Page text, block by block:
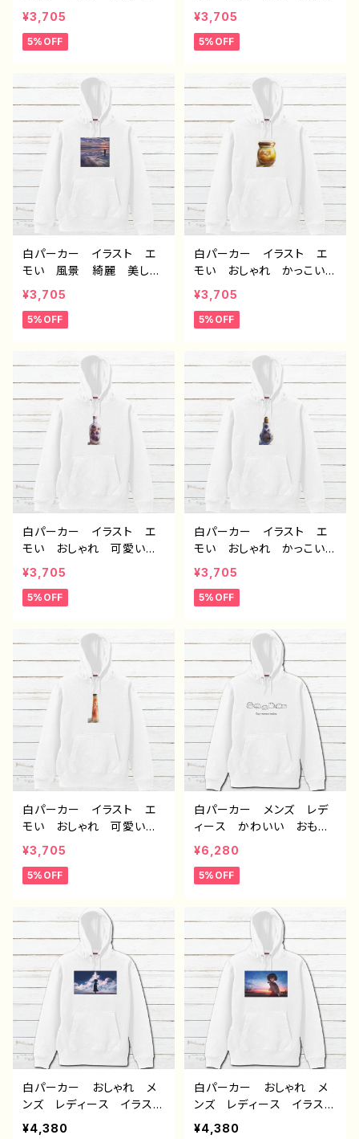
麗 美しい 景色 おしゃ
れ 可愛い女の子 メン
ズ レディース おすす
トレーター クリエイター
絵師 オリジナル デザイ
ン グッズ 片面印刷 タ
イトル：dear 作：アナ F-
5
¥3,705
5%OFF
い 景色 おしゃれ 可愛
い女の子 メンズ レディ
ース おすすめ 個性的
クリエイター 絵師 オリ
ジナル デザイン グッ
ズ 片面印刷タイトル：visi
on 作：アナ F-5
¥3,705
5%OFF
白パーカー イラスト エ
モい 風景 綺麗 美し
い 景色 おしゃれ 可愛
い女の子 メンズ レディ
ース おすすめ 個性的
クリエイター 絵師 オリ
ジナル デザイン グッ
ズ 片面印刷 タイトル：z
ero 作：アナ F-5
¥3,705
5%OFF
白パーカー イラスト エ
モい おしゃれ かっこいい
男子 メンズ レディー
ス おすすめ 個性的 人
気 イラストレーター クリ
ル デザイン グッズ 片
面印刷 タイトル：フェアリ
ウム(黄) 作：アナ F-5
¥3,705
5%OFF
白パーカー イラスト エ
モい おしゃれ 可愛い女
の子 メンズ レディー
ス おすすめ 個性的 人
気 イラストレーター クリ
ル デザイン グッズ 片
面印刷 タイトル：フェアリ
ウム(紫) 作：アナ F-5
¥3,705
5%OFF
白パーカー イラスト エ
モい おしゃれ かっこい
い 男の子 イケメン シ
ョタ メンズ レディース
おすすめ 個性的 人気
ター 絵師 オリジナル
デザイン グッズ 片面印
刷 タイトル：フェアリウム
(青) 作：アナ F-5
¥3,705
5%OFF
白パーカー イラスト エ
モい おしゃれ 可愛い女
の子 メンズ レディー
ス おすすめ 個性的 人
気 イラストレーター クリ
ル デザイン グッズ 片
面印刷 タイトル： フェアリ
ウム(橙) 作：アナ F-5
¥3,705
5%OFF
白パーカー メンズ レデ
ィース かわいい おもし
ろパーカー ハリネズミ
動物 イラスト ゆるか
わ おしゃれ おすすめ
ーター クリエイター 絵
師 オリジナル デザイ
ン グッズ 片面印刷 タ
イトル：ハリネズミスウェット
プルオーバーパーカー
作：Hanami F-5
¥6,280
5%OFF
白パーカー おしゃれ メ
ンズ レディース イラス
ト エモい 可愛い女の
¥4,380
白パーカー おしゃれ メ
ンズ レディース イラス
ト エモい 可愛い女の
¥4,380